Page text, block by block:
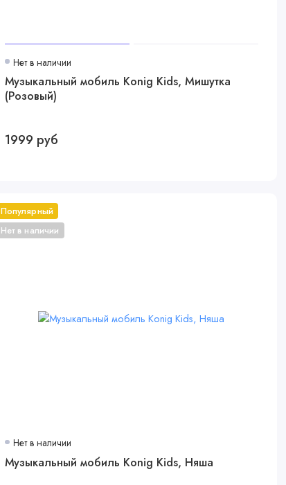
Нет в наличии
Музыкальный мобиль Konig Kids, Мишутка
(Розовый)
1999 руб
Популярный
Нет в наличии
Нет в наличии
Музыкальный мобиль Konig Kids, Няша